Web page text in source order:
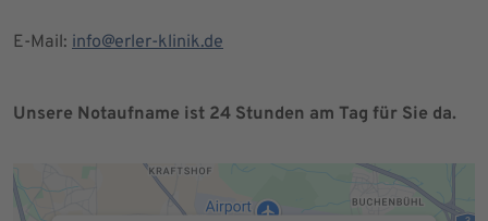
E-Mail: info@erler-klinik.de
Unsere Notaufname ist 24 Stunden am Tag für Sie da.